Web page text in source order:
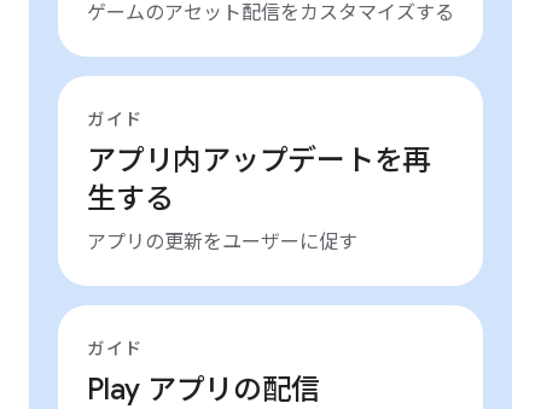
ゲームのアセット配信をカスタマイズする
ガイド
アプリ内アップデートを再
生する
アプリの更新をユーザーに促す
ガイド
Play アプリの配信